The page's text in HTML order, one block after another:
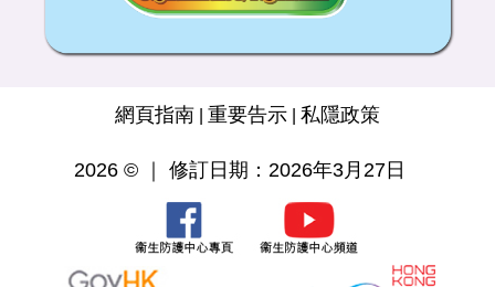
網頁指南 重要告示 私隱政策
2026 © ｜ 修訂日期：2026年3月27日